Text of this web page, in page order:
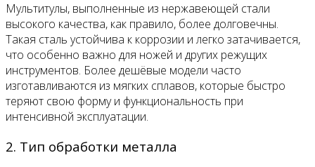
Мультитулы, выполненные из нержавеющей стали
высокого качества, как правило, более долговечны.
Такая сталь устойчива к коррозии и легко затачивается,
что особенно важно для ножей и других режущих
инструментов. Более дешёвые модели часто
изготавливаются из мягких сплавов, которые быстро
теряют свою форму и функциональность при
интенсивной эксплуатации.
2. Тип обработки металла